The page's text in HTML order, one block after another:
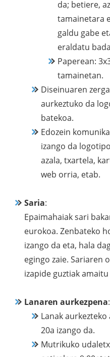
da; betiere,
tamainetara
galdu gabe
eraldatu
Paperean:
tamainetan.
Diseinuaren
aurkeztuko da
batekoa.
Edozein
izango da
azala, txartela,
web orria, etab.
Saria:
Epaimahaiak sari
eurokoa. Zenbateko
izango da eta, hala
egingo zaie. Sariaren
izapide guztiak
Lanaren aurkezpena:
Lanak
20a izango da.
Mutrikuko